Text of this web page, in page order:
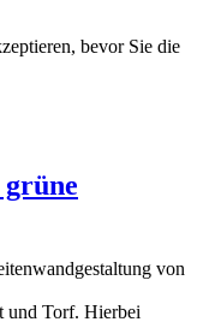
bevor Sie die
von
und Torf. Hierbei